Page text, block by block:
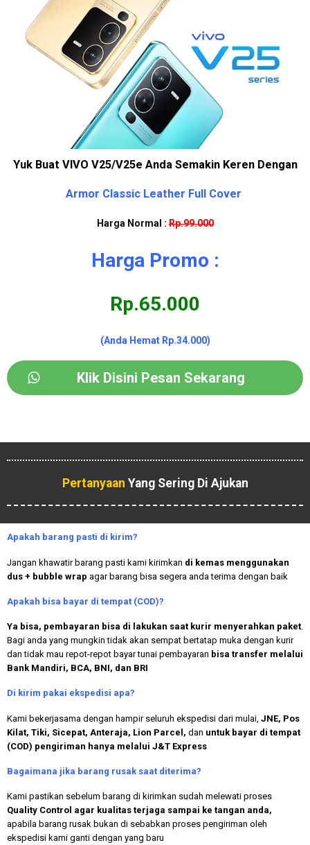
Yuk Buat VIVO V25/V25e Anda Semakin Keren Dengan
Armor Classic Leather Full Cover
Harga Normal :Rp.99.000
Harga Promo :
Rp.65.000
(Anda Hemat Rp.34.000)
Klik Disini Pesan Sekarang
Pertanyaan Yang Sering Di Ajukan
Apakah barang pasti di kirim?
Jangan khawatir barang pasti kami kirimkan di kemas menggunakan
dus + bubble wrap agar barang bisa segera anda terima dengan baik
Apakah bisa bayar di tempat (COD)?
Ya bisa, pembayaran bisa di lakukan saat kurir menyerahkan paket.
Bagi anda yang mungkin tidak akan sempat bertatap muka dengan kurir
dan tidak mau repot-repot bayar tunai pembayaran bisa transfer melalui
Bank Mandiri, BCA, BNI, dan BRI
Di kirim pakai ekspedisi apa?
Kami bekerjasama dengan hampir seluruh ekspedisi dari mulai, JNE, Pos
Kilat, Tiki, Sicepat, Anteraja, Lion Parcel, dan untuk bayar di tempat
(COD) pengiriman hanya melalui J&T Express
Bagaimana jika barang rusak saat diterima?
Kami pastikan sebelum barang di kirimkan sudah melewati proses
Quality Control agar kualitas terjaga sampai ke tangan anda,
apabila barang rusak bukan di sebabkan proses pengiriman oleh
ekspedisi kami ganti dengan yang baru